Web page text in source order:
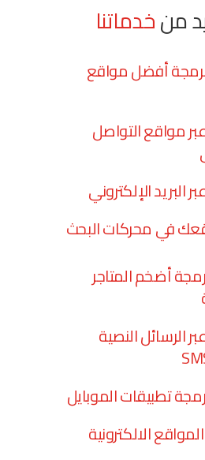
منخدماتنا
أفضل مواقع
مواقع التواصل
البريد الإلكتروني
في محركات البحث
أضخم المتاجر
الرسائل النصية
تطبيقات الموبايل
الالكترونية